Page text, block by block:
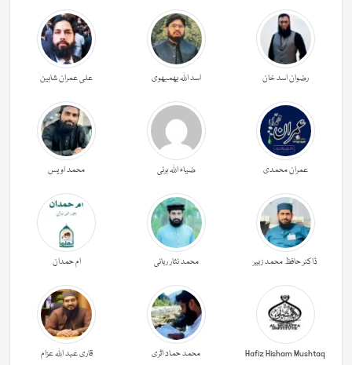
رضوان اسد خان اسد اللہ بھمبھوی علی عمران شاہین
عمران محمدی ضیاء اللہ برنی محمد اویس
ڈاکٹر حافظ محمد زبیر محمد نثار ربانی ام حمدان
Hafiz Hisham Mushtaq محمد حماد اثری قاری عبد اللہ عزام